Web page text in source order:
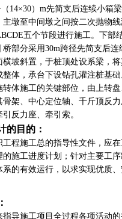
（ 14×30） m先简支后连续小箱
墩至中间墩之间按二次抛物
五个节段进行施工。下部
部分采用30m跨径先简支后连
坡斜置，于桩顶处设系梁，
体，承台下设钻孔灌注桩基础
体施工的关键部位，由上转
架、中心定位轴、千斤顶反
反力座、牵引索。
的目的：
程施工总的指导性文件，应
施工进度计划；针对主要工
系的有效运行，以求实现优质
：
导施工项目全过程各项活动